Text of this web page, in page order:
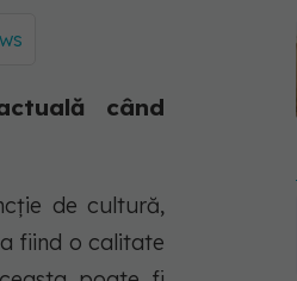
când
de cultură,
fiind o calitate